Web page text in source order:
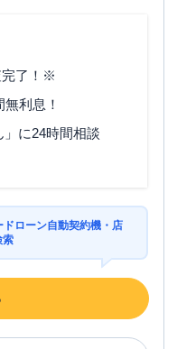
完了！※
利息！
に24時間相談
ローン自動契約機・店
索